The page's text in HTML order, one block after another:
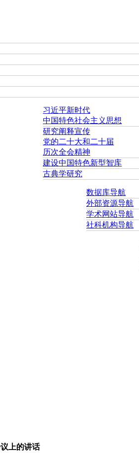
习近平新时代
中国特色社会主义思想
研究阐释宣传
党的二十大和二十届
历次全会精神
建设中国特色新型智库
古典学研究
数据库导航
外部资源导航
学术网站导航
社科机构导航
上的讲话